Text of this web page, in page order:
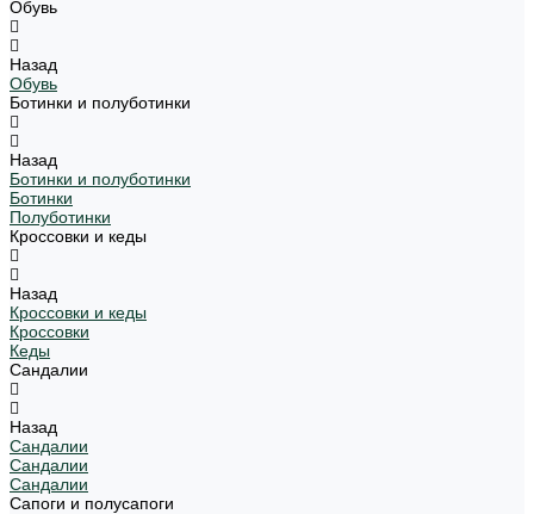
Обувь
Назад
Обувь
Ботинки и полуботинки
Назад
Ботинки и полуботинки
Ботинки
Полуботинки
Кроссовки и кеды
Назад
Кроссовки и кеды
Кроссовки
Кеды
Сандалии
Назад
Сандалии
Сандалии
Сандалии
Сапоги и полусапоги